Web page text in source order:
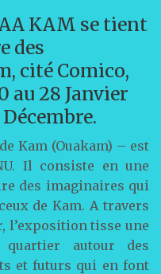
KAM se tient
des
cité Comico,
au 28 Janvier
Kam (Ouakam) – est
Il consiste en une
des imaginaires qui
de Kam. A travers
l’exposition tisse une
quartier autour des
et futurs qui en font